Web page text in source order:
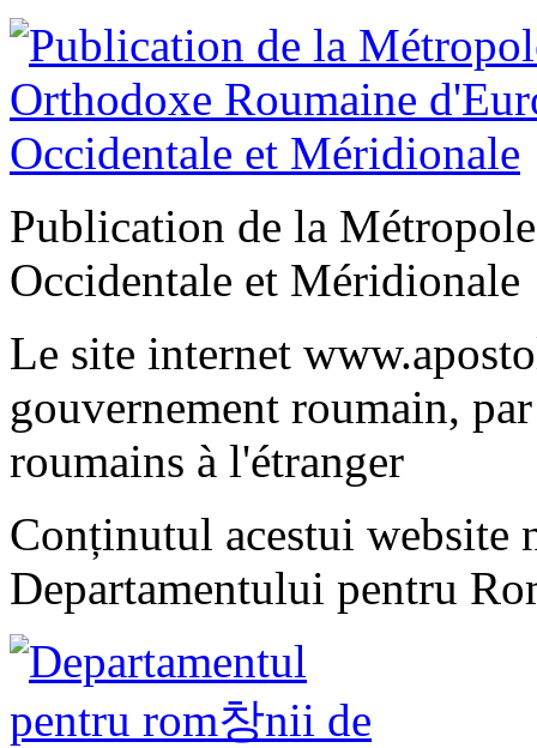
Publication de la
Occidentale et Méridionale
Le site internet
gouvernement roumain,
roumains à l'étranger
Conținutul acestui website
Departamentului pentru